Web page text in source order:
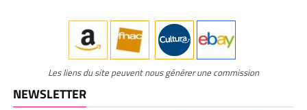
Les liens du site peuvent nous générer une commission
NEWSLETTER